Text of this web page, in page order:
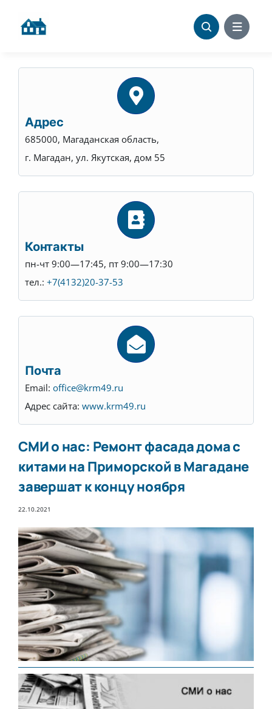
Адрес
685000, Магаданская область,
г. Магадан, ул. Якутская, дом 55
Контакты
пн-чт 9:00—17:45, пт 9:00—17:30
тел.: +7(4132)20-37-53
Почта
Email: office@krm49.ru
Адрес сайта: www.krm49.ru
СМИ о нас: Ремонт фасада дома с
китами на Приморской в Магадане
завершат к концу ноября
22.10.2021